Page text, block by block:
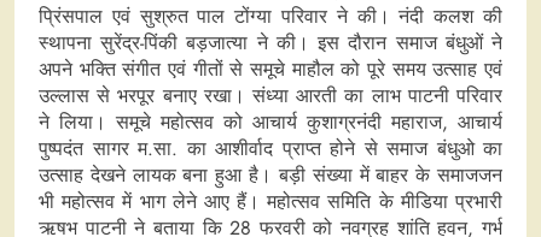
प्रिंसपाल एवं सुश्रुत पाल टोंग्या परिवार ने की। नंदी कलश की
स्थापना सुरेंद्र-पिंकी बड़जात्या ने की। इस दौरान समाज बंधुओं ने
अपने भक्ति संगीत एवं गीतों से समूचे माहौल को पूरे समय उत्साह एवं
उल्लास से भरपूर बनाए रखा। संध्या आरती का लाभ पाटनी परिवार
ने लिया। समूचे महोत्सव को आचार्य कुशाग्रनंदी महाराज, आचार्य
पुष्पदंत सागर म.सा. का आशीर्वाद प्राप्त होने से समाज बंधुओ का
उत्साह देखने लायक बना हुआ है। बड़ी संख्या में बाहर के समाजजन
भी महोत्सव में भाग लेने आए हैं। महोत्सव समिति के मीडिया प्रभारी
ऋषभ पाटनी ने बताया कि 28 फरवरी को नवग्रह शांति हवन, गर्भ